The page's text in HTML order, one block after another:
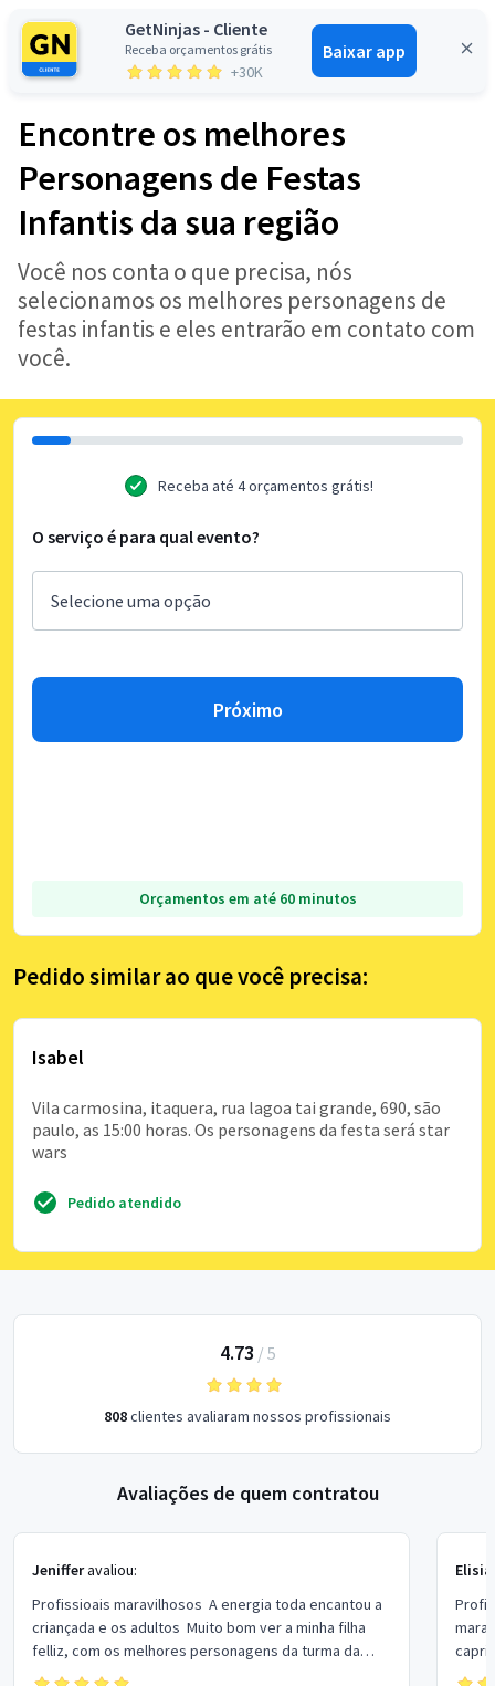
GetNinjas - Cliente
Receba orçamentos grátis
+30K
Baixar app
Entrar
Encontre os melhores
Personagens de Festas
Infantis da sua região
Você nos conta o que precisa, nós
selecionamos os melhores personagens de
festas infantis e eles entrarão em contato com
você.
Receba até 4 orçamentos grátis!
O serviço é para qual evento?
Próximo
Orçamentos em até 60 minutos
Pedido similar ao que você precisa:
Isabel
Vila carmosina, itaquera, rua lagoa tai grande, 690, são
paulo, as 15:00 horas. Os personagens da festa será star
wars
Pedido atendido
4.73 / 5
808clientes avaliaram nossos profissionais
Avaliações de quem contratou
Jenifferavaliou:
Profissioais maravilhosos A energia toda encantou a
criançada e os adultos Muito bom ver a minha filha
felliz, com os melhores personagens da turma da
Monica, super recomendo Ótimos personagens,
os